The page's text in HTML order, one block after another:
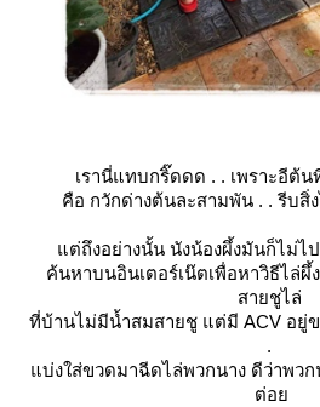
เรานี่แทบกริ๊ดดด . . เพราะอีต้น
คือ กวักด่างต้นละสามพัน . . รีบสิ่
ต่ถึงอย่างนั้น นังน้องผึ้งมันก็ไม่ไป
ค้นหาบนอินเตอร์เน๊ตเพื่อหาวิธีไล่ผึ้
สายชูไล่
ที่บ้านไม่มีน้ำสมสายชู แต่มี ACV อยู่
.
บ่งใส่ขวดมาฉีดไล่พวกนาง ดีว่าพวก
ต่อ